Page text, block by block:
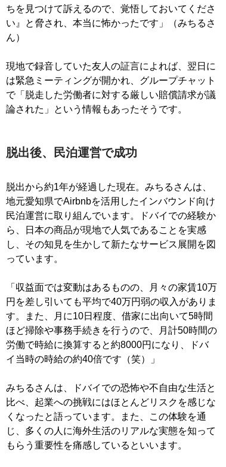
ちを見つけて訴えるので、覚悟しておいてくださ
い』と脅され、本当に怖かったです」（みちるさ
ん）
現地で録音していた友人の証言によれば、翌日に
は緊急ミーティングが開かれ、グループチャット
で「脱走した労働者に対する厳しい賠償請求が議
論された」という情報もあったそうです。
脱出後、民泊運営で成功
脱出から約1年が経過した現在。みちるさんは、
地元愛知県でAirbnbを活用したインバウンド向け
民泊運営に取り組んでいます。ドバイでの経験か
ら、日本の商品が現地で人気であることを実感
し、その知見を生かして新たなサービス展開を図
っています。
「収益面では変動はあるものの、月々の家賃10万
円を差し引いても平均で40万円弱の収入がありま
す。また、月に10日程度、借家に出向いて5時間
ほど掃除や事務手続きを行うので、月計50時間の
労働で時給に換算すると約8000円になり、ドバ
イ当時の時給の約40倍です（笑）」
みちるさんは、ドバイでの恐怖や不自由な生活と
比べ、起業への挑戦にはほとんどリスクを感じな
くなったと語っています。また、この体験を通
じ、多くの人に海外生活のリアルな実態を知って
もらう重要性を痛感しているといいます。